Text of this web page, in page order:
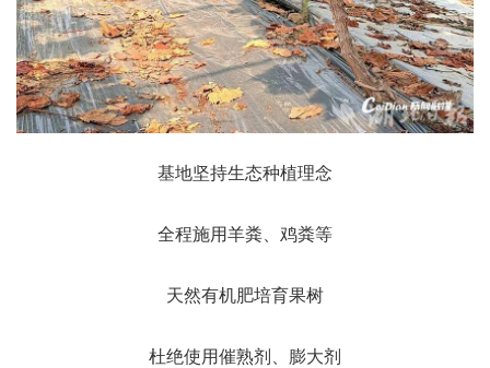
基地坚持生态种植理念
全程施用羊粪、鸡粪等
天然有机肥培育果树
杜绝使用催熟剂、膨大剂